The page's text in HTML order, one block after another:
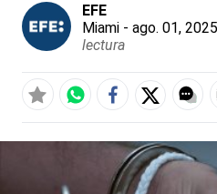
EFE
Miami - ago. 01,
lectura